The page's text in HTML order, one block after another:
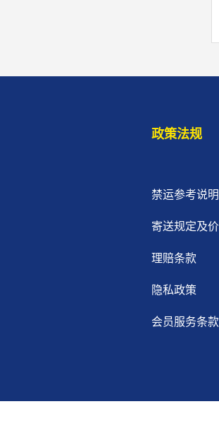
政策法规
禁运参考说明
寄送规定及
理赔条款
隐私政策
会员服务条款